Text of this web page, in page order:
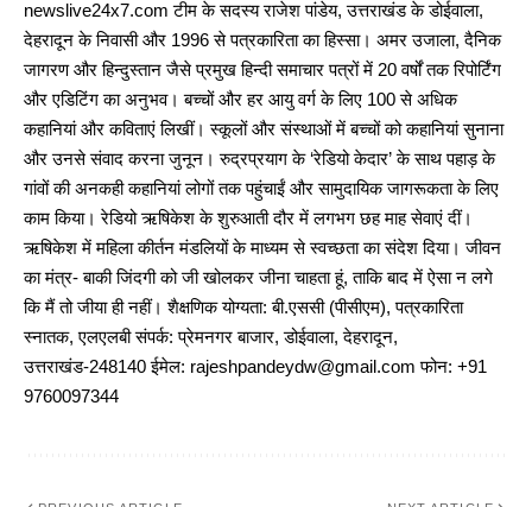
newslive24x7.com टीम के सदस्य राजेश पांडेय, उत्तराखंड के डोईवाला,
देहरादून के निवासी और 1996 से पत्रकारिता का हिस्सा। अमर उजाला, दैनिक
जागरण और हिन्दुस्तान जैसे प्रमुख हिन्दी समाचार पत्रों में 20 वर्षों तक रिपोर्टिंग
और एडिटिंग का अनुभव। बच्चों और हर आयु वर्ग के लिए 100 से अधिक
कहानियां और कविताएं लिखीं। स्कूलों और संस्थाओं में बच्चों को कहानियां सुनाना
और उनसे संवाद करना जुनून। रुद्रप्रयाग के ‘रेडियो केदार’ के साथ पहाड़ के
गांवों की अनकही कहानियां लोगों तक पहुंचाईं और सामुदायिक जागरूकता के लिए
काम किया। रेडियो ऋषिकेश के शुरुआती दौर में लगभग छह माह सेवाएं दीं।
ऋषिकेश में महिला कीर्तन मंडलियों के माध्यम से स्वच्छता का संदेश दिया। जीवन
का मंत्र- बाकी जिंदगी को जी खोलकर जीना चाहता हूं, ताकि बाद में ऐसा न लगे
कि मैं तो जीया ही नहीं। शैक्षणिक योग्यता: बी.एससी (पीसीएम), पत्रकारिता
स्नातक, एलएलबी संपर्क: प्रेमनगर बाजार, डोईवाला, देहरादून,
उत्तराखंड-248140 ईमेल: rajeshpandeydw@gmail.com फोन: +91
9760097344